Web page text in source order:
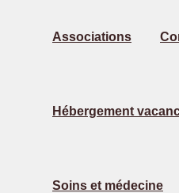
Associations
Hébergement
Soins et médecine